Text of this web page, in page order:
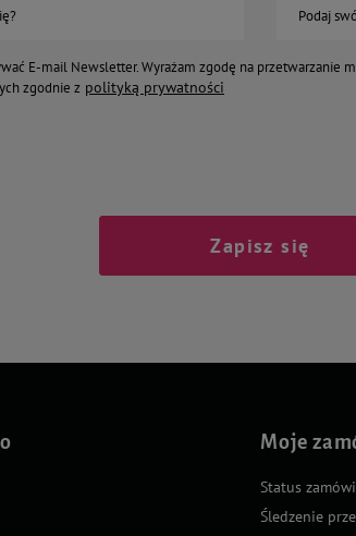
Podaj
E-mail Newsletter. Wyrażam zgodę na przetwarzanie
zgodnie z polityką prywatności
Zapisz się
Moje
Status
Śledzenie